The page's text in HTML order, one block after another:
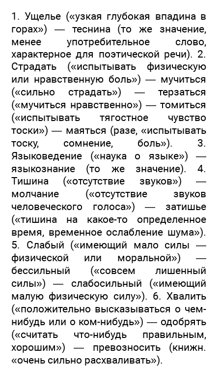
1. Ущелье («узкая глубокая впадина в
горах») — теснина (то же значение,
менее употребительное слово,
характерное для поэтической речи). 2.
Страдать («испытывать физическую
или нравственную боль») — мучиться
(«сильно страдать») — терзаться
(«мучиться нравственно») — томиться
(«испытывать тягостное чувство
тоски») — маяться (разе, «испытывать
тоску, сомнение, боль»). 3.
Языковедение («наука о языке») —
языкознание (то же значение). 4.
Тишина («отсутствие звуков») —
молчание («отсутствие звуков
человеческого голоса») — затишье
(«тишина на какое-то определенное
время, временное ослабление шума»).
5. Слабый («имеющий мало силы —
физической или моральной») —
бессильный («совсем лишенный
силы») — слабосильный («имеющий
малую физическую силу»). 6. Хвалить
(«положительно высказываться о чем-
нибудь или о ком-нибудь») — одобрять
(«считать что-нибудь правильным,
хорошим») — превозносить (книжн.
«очень сильно расхваливать»).